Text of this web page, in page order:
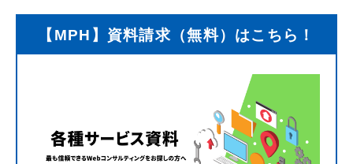
【MPH】資料請求（無料）はこちら！